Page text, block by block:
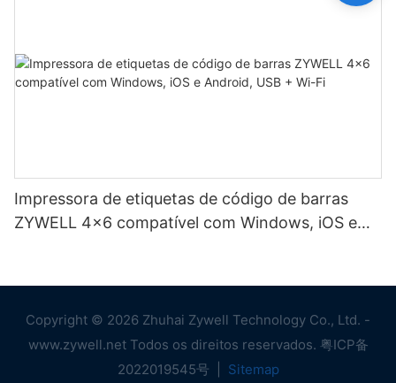
Impressora de etiquetas de código de barras
ZYWELL 4x6 compatível com Windows, iOS e
Copyright © 2026 Zhuhai Zywell Technology Co., Ltd. -
www.zywell.net Todos os direitos reservados. 粤ICP备
2022019545号
Sitemap